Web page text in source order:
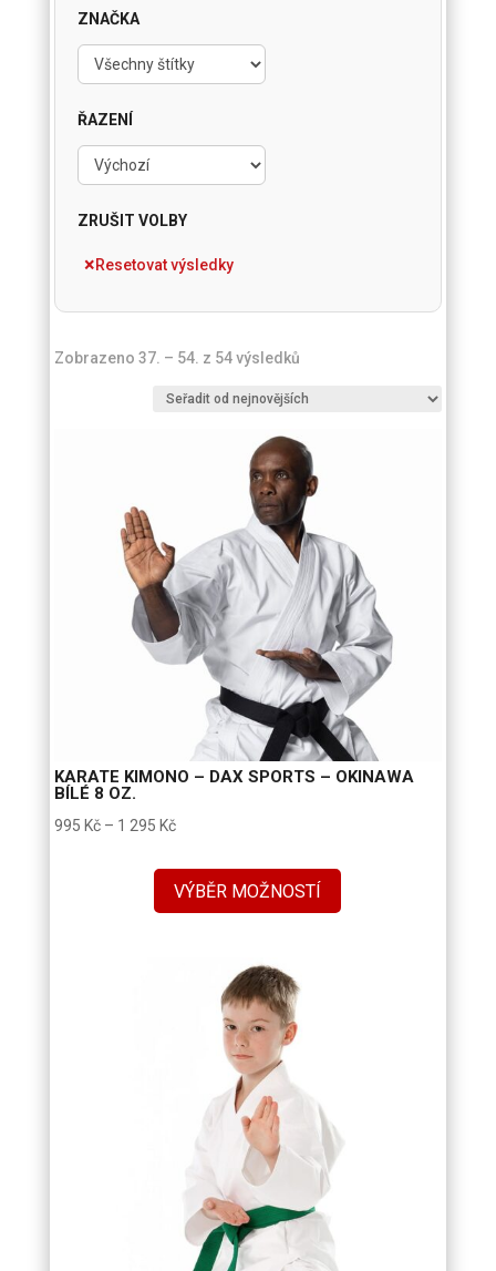
ZNAČKA
ŘAZENÍ
ZRUŠIT VOLBY
Resetovat výsledky
Zobrazeno 37. – 54. z 54 výsledků
nejnovějších
KARATE KIMONO – DAX SPORTS – OKINAWA
BÍLÉ 8 OZ.
995 Kč – 1 295 KčRozpětí
995 Kč
až
VÝBĚR MOŽNOSTÍ